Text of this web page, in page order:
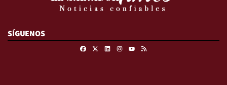
SÍGUENOS
FacebookLinkedinInstagram